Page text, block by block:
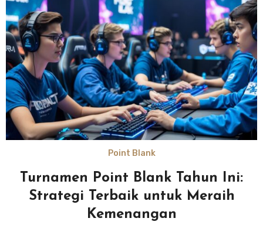
Point Blank
Turnamen Point Blank Tahun Ini:
Strategi Terbaik untuk Meraih
Kemenangan